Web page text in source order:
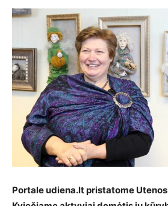
Portale udiena.lt pristatome